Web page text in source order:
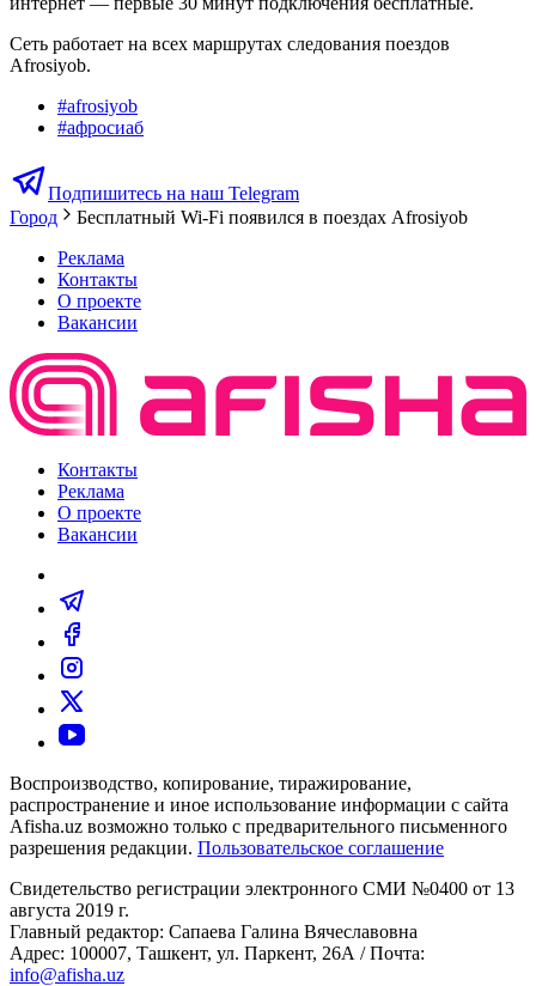
Сеть работает на всех маршрутах следования поездов
Afrosiyob.
#afrosiyob
#афросиаб
Подпишитесь на наш Telegram
Город
Бесплатный Wi-Fi появился в поездах Afrosiyob
Реклама
Контакты
О проекте
Вакансии
Контакты
Реклама
О проекте
Вакансии
Воспроизводство, копирование, тиражирование,
распространение и иное использование информации с сайта
Afisha.uz возможно только с предварительного письменного
разрешения редакции. Пользовательское соглашение
Свидетельство регистрации электронного СМИ №0400 от 13
августа 2019 г.
Главный редактор: Сапаева Галина Вячеславовна
Адрес: 100007, Ташкент, ул. Паркент, 26А / Почта:
info@afisha.uz